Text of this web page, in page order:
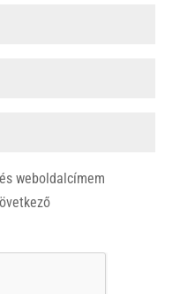
weboldalcímem